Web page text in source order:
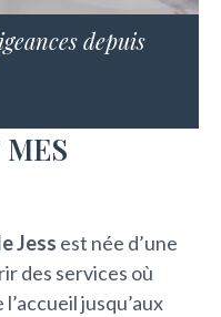
depuis
Jess est née d’une
des services où
jusqu’aux